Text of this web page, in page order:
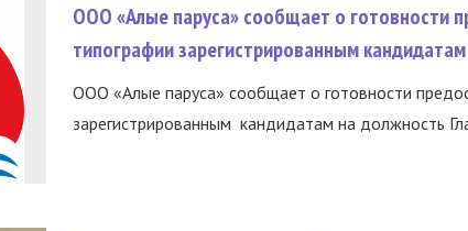
ООО «Алые паруса» сообщает о готовности
типографии зарегистрированным кандидатам
ООО «Алые паруса» сообщает о готовности
зарегистрированным кандидатам на должность